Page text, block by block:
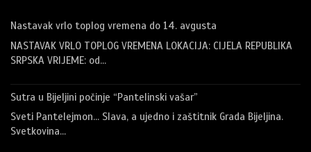
Nastavak vrlo toplog vremena do 14. avgusta
NASTAVAK VRLO TOPLOG VREMENA LOKACIJA: CIJELA REPUBLIKA
SRPSKA VRIJEME: od…
Sutra u Bijeljini počinje “Pantelinski vašar”
Sveti Pantelejmon… Slava, a ujedno i zaštitnik Grada Bijeljina.
Svetkovina…